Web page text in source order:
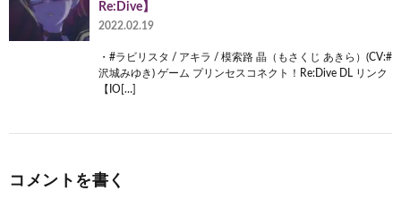
Re:Dive】
2022.02.19
・#ラビリスタ / アキラ / 模索路 晶（もさくじ あきら）(CV:#
沢城みゆき) ゲーム プリンセスコネクト！Re:Dive DL リンク
【IO[…]
コメントを書く